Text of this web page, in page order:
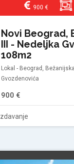
900 €
Novi Beograd,
III - Nedeljka
108m2
Lokal - Beograd,
Gvozdenovića
900 €
Izdavanje